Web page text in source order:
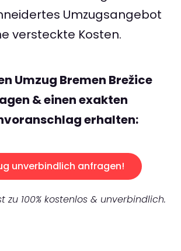
Umzugsangebot
versteckte Kosten.
Umzug Bremen Brežice
& einen exakten
erhalten:
unverbindlich anfragen!
zu 100% kostenlos & unverbindlich.